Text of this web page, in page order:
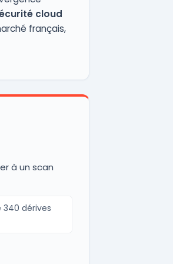
cloud
français,
à un scan
340 dérives